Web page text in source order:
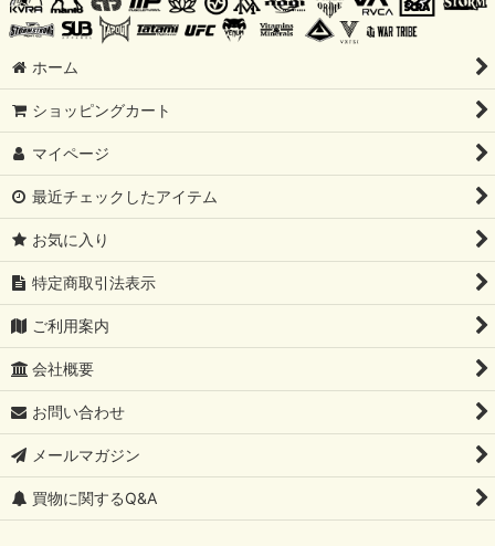
ホーム
ショッピングカート
マイページ
最近チェックしたアイテム
お気に入り
特定商取引法表示
ご利用案内
会社概要
お問い合わせ
メールマガジン
買物に関するQ&A